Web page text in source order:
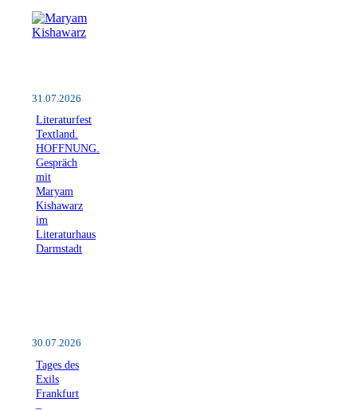
31.07.2026
Literaturfest
Textland.
HOFFNUNG.
Gespräch
mit
Maryam
Kishawarz
im
Literaturhaus
Darmstadt
30.07.2026
Tages des
Exils
Frankfurt